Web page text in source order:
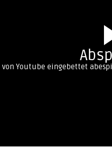
von Youtube eingebettet